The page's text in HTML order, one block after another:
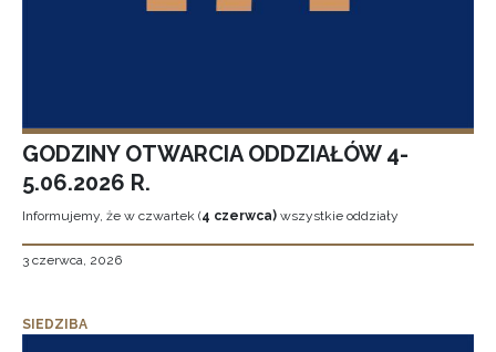
GODZINY OTWARCIA ODDZIAŁÓW 4-
5.06.2026 R.
Informujemy, że w czwartek (4 czerwca) wszystkie oddziały
3 czerwca, 2026
SIEDZIBA